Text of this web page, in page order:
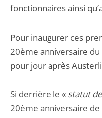
fonctionnaires ainsi
Pour inaugurer ces
20ème anniversaire
pour jour après
Si derrière le « statut
20ème anniversaire